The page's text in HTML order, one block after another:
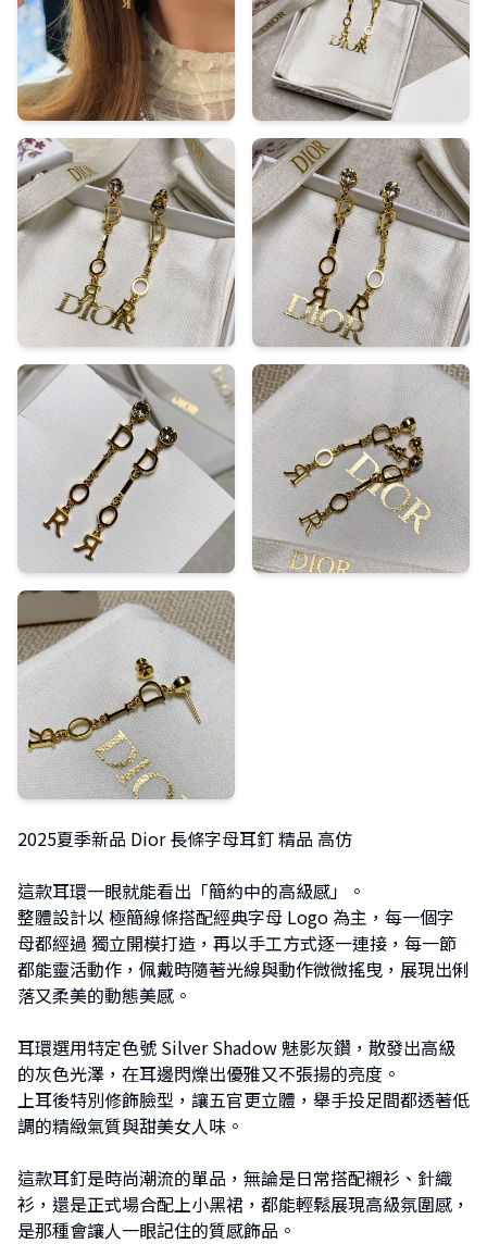
2025夏季新品 Dior 長條字母耳釘 精品 高仿
這款耳環一眼就能看出「簡約中的高級感」。
整體設計以 極簡線條搭配經典字母 Logo 為主，每一個字
母都經過 獨立開模打造，再以手工方式逐一連接，每一節
都能靈活動作，佩戴時隨著光線與動作微微搖曳，展現出俐
落又柔美的動態美感。
耳環選用特定色號 Silver Shadow 魅影灰鑽，散發出高級
的灰色光澤，在耳邊閃爍出優雅又不張揚的亮度。
上耳後特別修飾臉型，讓五官更立體，舉手投足間都透著低
調的精緻氣質與甜美女人味。
這款耳釘是時尚潮流的單品，無論是日常搭配襯衫、針織
衫，還是正式場合配上小黑裙，都能輕鬆展現高級氛圍感，
是那種會讓人一眼記住的質感飾品。